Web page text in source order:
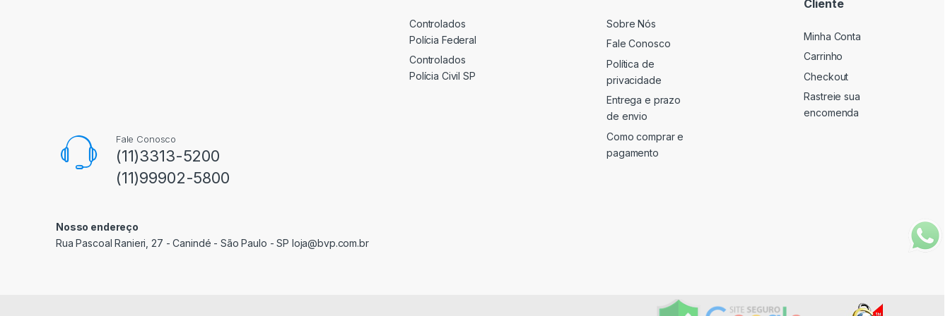
Fale Conosco
(11)3313-5200
(11)99902-5800
Nosso endereço
Rua Pascoal Ranieri, 27 - Canindé - São Paulo - SP loja@bvp.com.br
Controlados
Polícia Federal
Controlados
Polícia Civil SP
Sobre Nós
Fale Conosco
Política de
privacidade
Entrega e prazo
de envio
Como comprar e
pagamento
Cliente
Minha Conta
Carrinho
Checkout
Rastreie sua
encomenda